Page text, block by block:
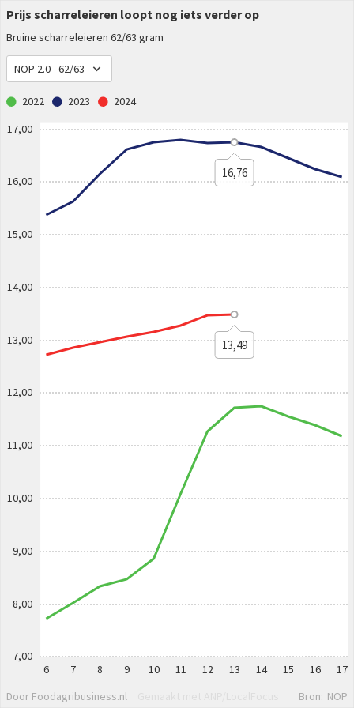
NOP 2.0 - 62/63
Prijs scharreleieren loopt nog iets verder op
Bruine scharreleieren 62/63 gram
2022 2023 2024
17
16
15
14
13
12
11
10
9
8
7
6
7,00
8,00
9,00
10,00
11,00
12,00
13,00
14,00
15,00
16,00
17,00
Bron: NOP
Door Foodagribusiness.nl
16,76
13,49